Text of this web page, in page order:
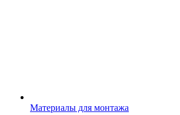
Материалы для монтажа